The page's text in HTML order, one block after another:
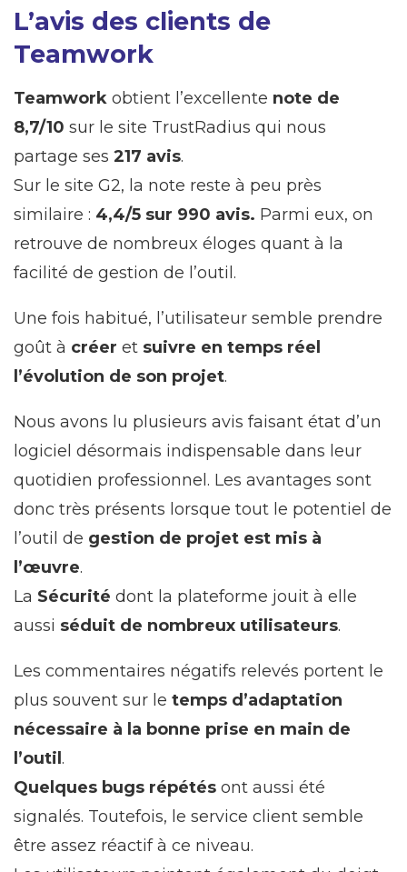
L’avis des clients de
Teamwork
Teamwork obtient l’excellente note de
8,7/10 sur le site TrustRadius qui nous
partage ses 217 avis.
Sur le site G2, la note reste à peu près
similaire : 4,4/5 sur 990 avis. Parmi eux, on
retrouve de nombreux éloges quant à la
facilité de gestion de l’outil.
Une fois habitué, l’utilisateur semble prendre
goût à créer et suivre en temps réel
l’évolution de son projet.
Nous avons lu plusieurs avis faisant état d’un
logiciel désormais indispensable dans leur
quotidien professionnel. Les avantages sont
donc très présents lorsque tout le potentiel de
l’outil de gestion de projet est mis à
l’œuvre.
La Sécurité dont la plateforme jouit à elle
aussi séduit de nombreux utilisateurs.
Les commentaires négatifs relevés portent le
plus souvent sur le temps d’adaptation
nécessaire à la bonne prise en main de
l’outil.
Quelques bugs répétés ont aussi été
signalés. Toutefois, le service client semble
être assez réactif à ce niveau.